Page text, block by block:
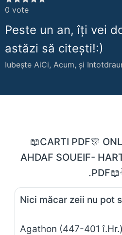
0 vote
Peste un an, îți vei
astăzi să citești!:)
Iubește AiCi, Acum, și
📖CARTI PDF🎊
AHDAF SOUEIF-
Nici măcar zeii nu pot
Agathon (447-401 î.Hr.)